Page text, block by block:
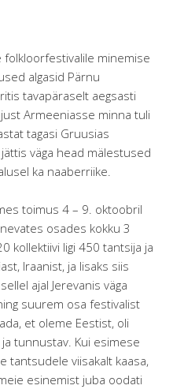
minemise
algasid Pärnu
tavapäraselt aegsasti
Armeeniasse minna tuli
tagasi Gruusias
väga head mälestused
ka naaberriike.
toimus 4 – 9. oktoobril
osades kokku 3
kollektiivi ligi 450 tantsija ja
Iraanist, ja lisaks siis
ajal Jerevanis väga
suurem osa festivalist
et oleme Eestist, oli
tunnustav. Kui esimese
tantsudele viisakalt kaasa,
esinemist juba oodati